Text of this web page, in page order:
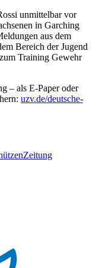
unmittelbar vor
in Garching
aus dem
Bereich der Jugend
Training Gewehr
– als E-Paper oder
uzv.de/deutsche-